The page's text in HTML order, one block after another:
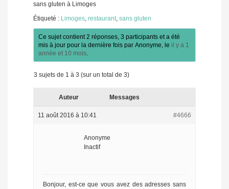
a
o
sans gluten à Limoges
Étiqueté : Limoges, restaurant, sans gluten
Ce sujet contient 2 réponses, 3 participants et a été
mis à jour pour la dernière fois parAnonyme, le il y a 1
année et 10 mois.
3 sujets de 1 à 3 (sur un total de 3)
Auteur Messages
11 août 2016 à 10:41 #4666
Anonyme
Inactif
Bonjour, est-ce que vous avez des adresses sans